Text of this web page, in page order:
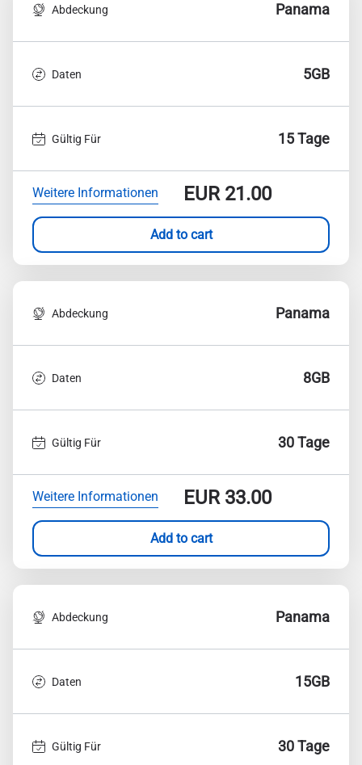
Abdeckung Panama
Daten 5GB
Gültig Für 15 Tage
Weitere Informationen EUR21.00
Add to cart
Abdeckung Panama
Daten 8GB
Gültig Für 30 Tage
Weitere Informationen EUR33.00
Add to cart
Abdeckung Panama
Daten 15GB
Gültig Für 30 Tage